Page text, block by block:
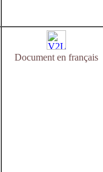
Document en français